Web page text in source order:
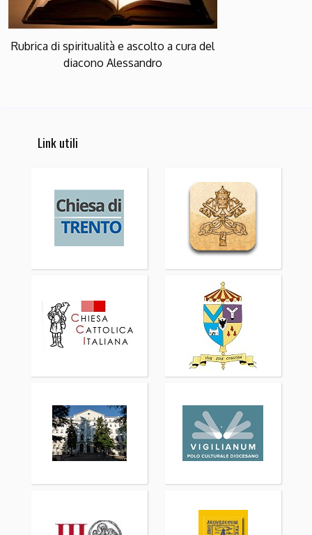
Rubrica di spiritualità e ascolto a cura del
diacono Alessandro
Link utili